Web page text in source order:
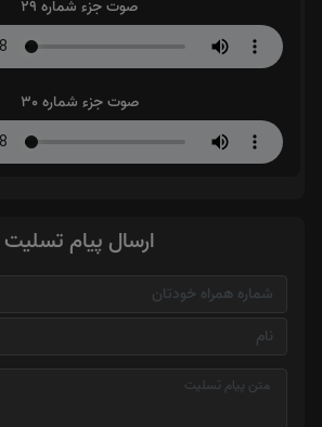
صوت جزء شماره 29
صوت جزء شماره 30
ارسال پیام تسلیت